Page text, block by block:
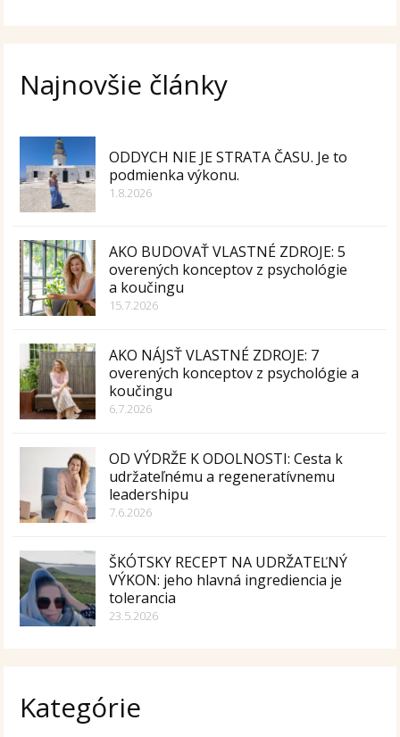
Najnovšie články
ODDYCH NIE JE STRATA ČASU. Je to
podmienka výkonu.
1.8.2026
AKO BUDOVAŤ VLASTNÉ ZDROJE: 5
overených konceptov z psychológie
a koučingu
15.7.2026
AKO NÁJSŤ VLASTNÉ ZDROJE: 7
overených konceptov z psychológie a
koučingu
6.7.2026
OD VÝDRŽE K ODOLNOSTI: Cesta k
udržateľnému a regeneratívnemu
leadershipu
7.6.2026
ŠKÓTSKY RECEPT NA UDRŽATEĽNÝ
VÝKON: jeho hlavná ingrediencia je
tolerancia
23.5.2026
Kategórie